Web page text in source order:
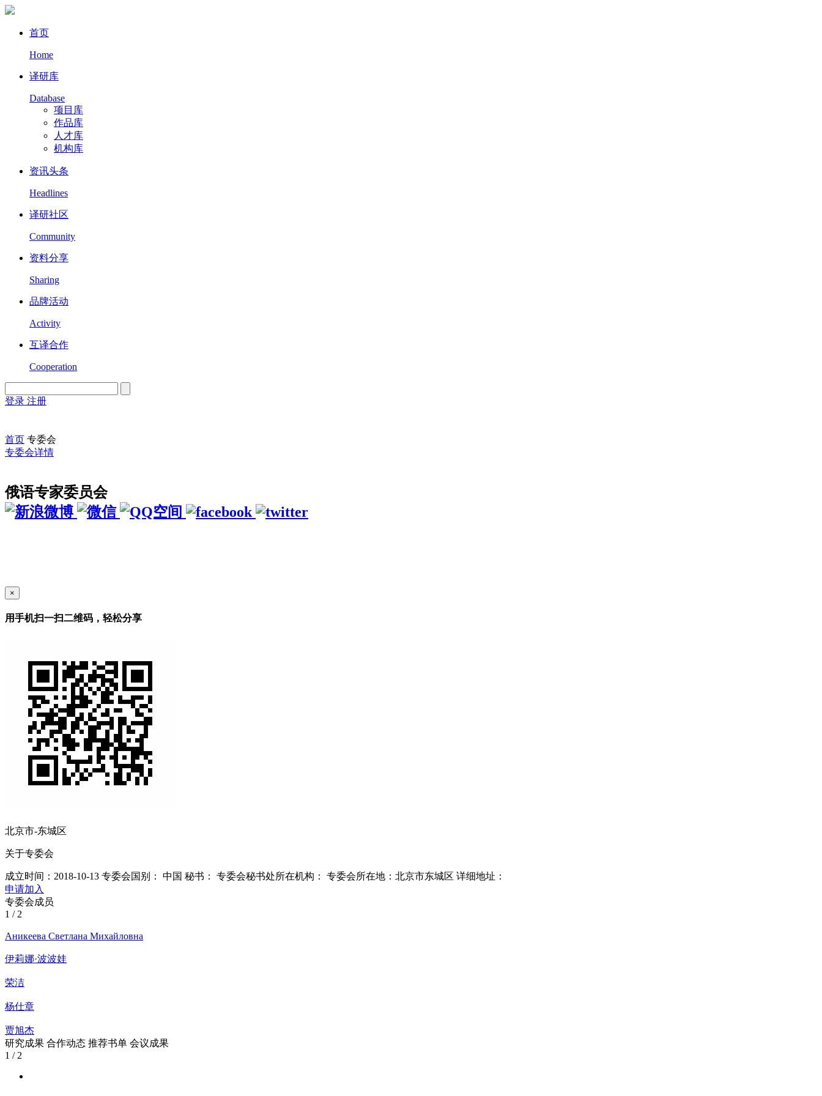
首页
Home
译研库
Database
项目库
作品库
人才库
机构库
资讯头条
Headlines
译研社区
Community
资料分享
Sharing
品牌活动
Activity
互译合作
Cooperation
登录 注册
首页 专委会
专委会详情
俄语专家委员会
×
用手机扫一扫二维码，轻松分享
北京市-东城区
关于专委会
成立时间：2018-10-13 专委会国别： 中国 秘书： 专委会秘书处所在机构： 专委会所在地：北京市东城区 详细地址：
申请加入
专委会成员
1 / 2
Аникеева Светлана Михайловна
伊莉娜·波波娃
荣洁
杨仕章
贾旭杰
研究成果 合作动态 推荐书单 会议成果
1 / 2